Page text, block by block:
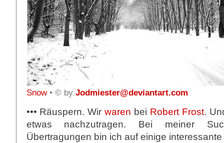
Snow• © by Jodmiester@deviantart.com
••• Räuspern. Wirwaren bei Robert Frost.
etwas nachzutragen. Bei meiner
Übertragungen bin ich auf einige